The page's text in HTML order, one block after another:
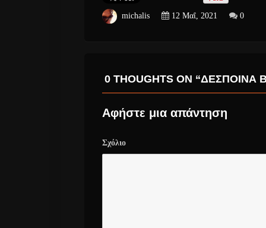
michalis 12 Μαΐ, 2021 0
0 THOUGHTS ON
Αφήστε μια απάντηση
Σχόλιο